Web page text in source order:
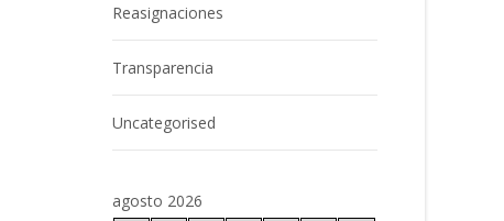
Reasignaciones
Transparencia
Uncategorised
agosto 2026